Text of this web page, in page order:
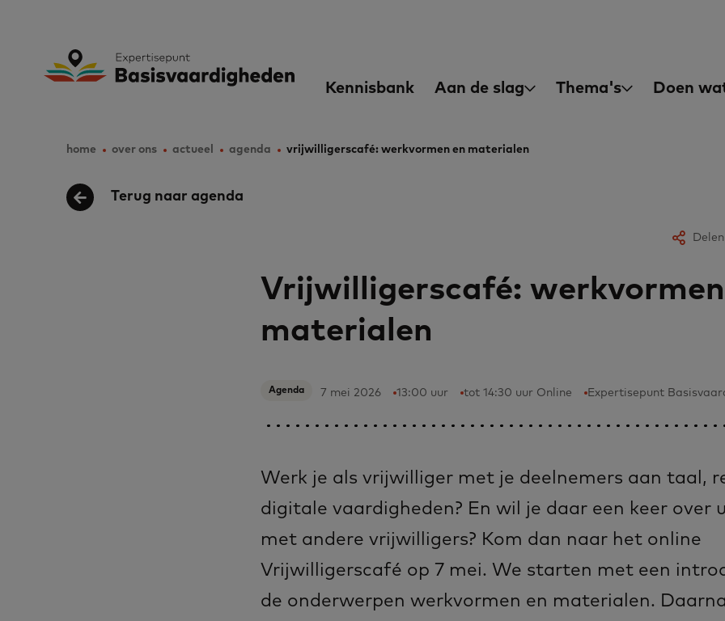
main
Expertisepunt Basisvaardigheden
Main
Kennisbank Aan de slag Thema's Doen
Breadcrumb
home over ons actueel agenda vrijwilligerscafé: werkvormen en materialen
Terug naar agenda
Delen
Vrijwilligerscafé:
materialen
Agenda 7 mei 2026 13:00 uur tot 14:30 uur Online Expertisepunt
Werk je als vrijwilliger met je deelnemers aan taal,
digitale vaardigheden? En wil je daar een keer over
met andere vrijwilligers? Kom dan naar het online
Vrijwilligerscafé op 7 mei. We starten met een
de onderwerpen werkvormen en materialen.